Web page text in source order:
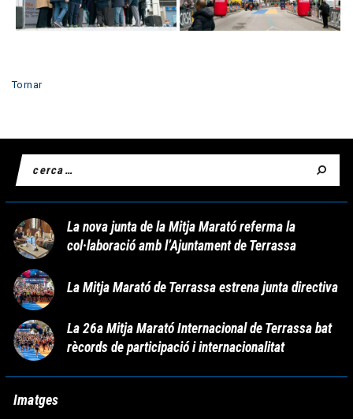
Tornar
La nova junta de la Mitja Marató referma la
col·laboració amb l’Ajuntament de Terrassa
La Mitja Marató de Terrassa estrena junta directiva
La 26a Mitja Marató Internacional de Terrassa bat
rècords de participació i internacionalitat
Imatges